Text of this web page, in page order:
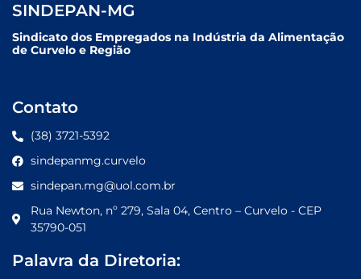
SINDEPAN-MG
Sindicato dos Empregados na Indústria da Alimentação
de Curvelo e Região
Contato
(38) 3721-5392
sindepanmg.curvelo
sindepan.mg@uol.com.br
Rua Newton, nº 279, Sala 04, Centro – Curvelo - CEP
35790-051
Palavra da Diretoria: